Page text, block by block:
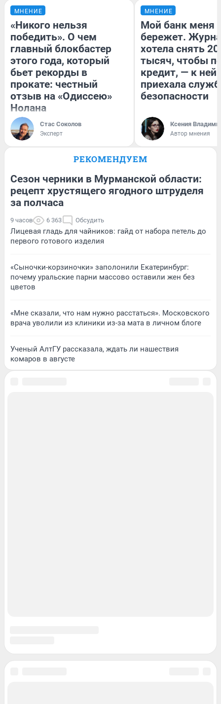
МНЕНИЕ
«Никого нельзя
победить». О чем
главный блокбастер
этого года, который
бьет рекорды в
прокате: честный
отзыв на «Одиссею»
Нолана
Стас Соколов
Эксперт
МНЕНИЕ
Мой банк меня
бережет.
хотела снять
тысяч, чтобы
кредит, — к
приехала
безопасности
Ксения
Автор мнения
РЕКОМЕНДУЕМ
Сезон черники в Мурманской области:
рецепт хрустящего ягодного штруделя
за полчаса
9 часов 6 363 Обсудить
Лицевая гладь для чайников: гайд от набора петель до
первого готового изделия
«Сыночки-корзиночки» заполонили Екатеринбург:
почему уральские парни массово оставили жен без
цветов
«Мне сказали, что нам нужно расстаться». Московского
врача уволили из клиники из-за мата в личном блоге
Ученый АлтГУ рассказала, ждать ли нашествия
комаров в августе